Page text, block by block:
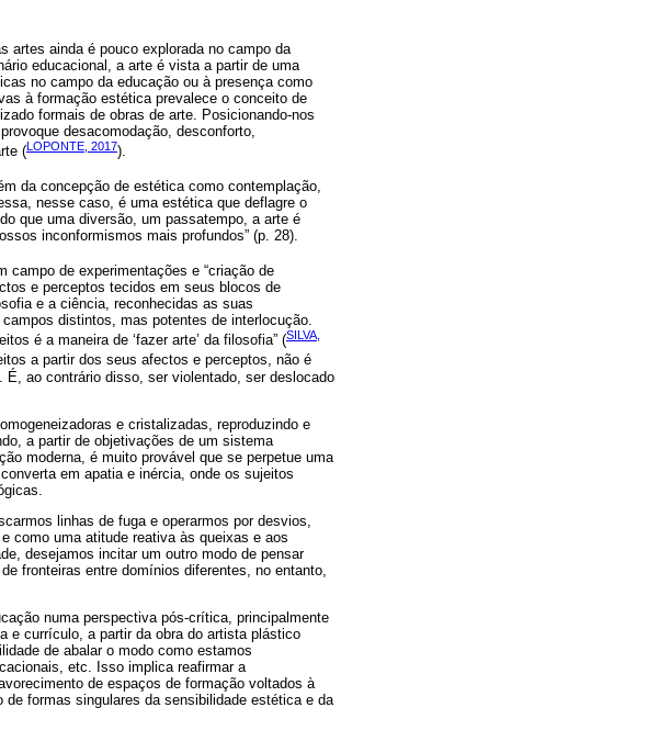
artes ainda é pouco explorada no campo da
educacional, a arte é vista a partir de uma
no campo da educação ou à presença como
à formação estética prevalece o conceito de
formais de obras de arte. Posicionando-nos
desacomodação, desconforto,
(LOPONTE, 2017).
da concepção de estética como contemplação,
nesse caso, é uma estética que deflagre o
que uma diversão, um passatempo, a arte é
inconformismos mais profundos” (p. 28).
campo de experimentações e “criação de
e perceptos tecidos em seus blocos de
e a ciência, reconhecidas as suas
distintos, mas potentes de interlocução.
é a maneira de ‘fazer arte’ da filosofia” (SILVA,
a partir dos seus afectos e perceptos, não é
ao contrário disso, ser violentado, ser deslocado
e cristalizadas, reproduzindo e
a partir de objetivações de um sistema
moderna, é muito provável que se perpetue uma
em apatia e inércia, onde os sujeitos
linhas de fuga e operarmos por desvios,
como uma atitude reativa às queixas e aos
desejamos incitar um outro modo de pensar
fronteiras entre domínios diferentes, no entanto,
numa perspectiva pós-crítica, principalmente
e currículo, a partir da obra do artista plástico
de abalar o modo como estamos
etc. Isso implica reafirmar a
de espaços de formação voltados à
formas singulares da sensibilidade estética e da